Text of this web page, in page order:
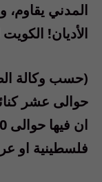
المدني يقاوم،
الأديان!
(حسب وكالة
حوالى عشر
فلسطينية او